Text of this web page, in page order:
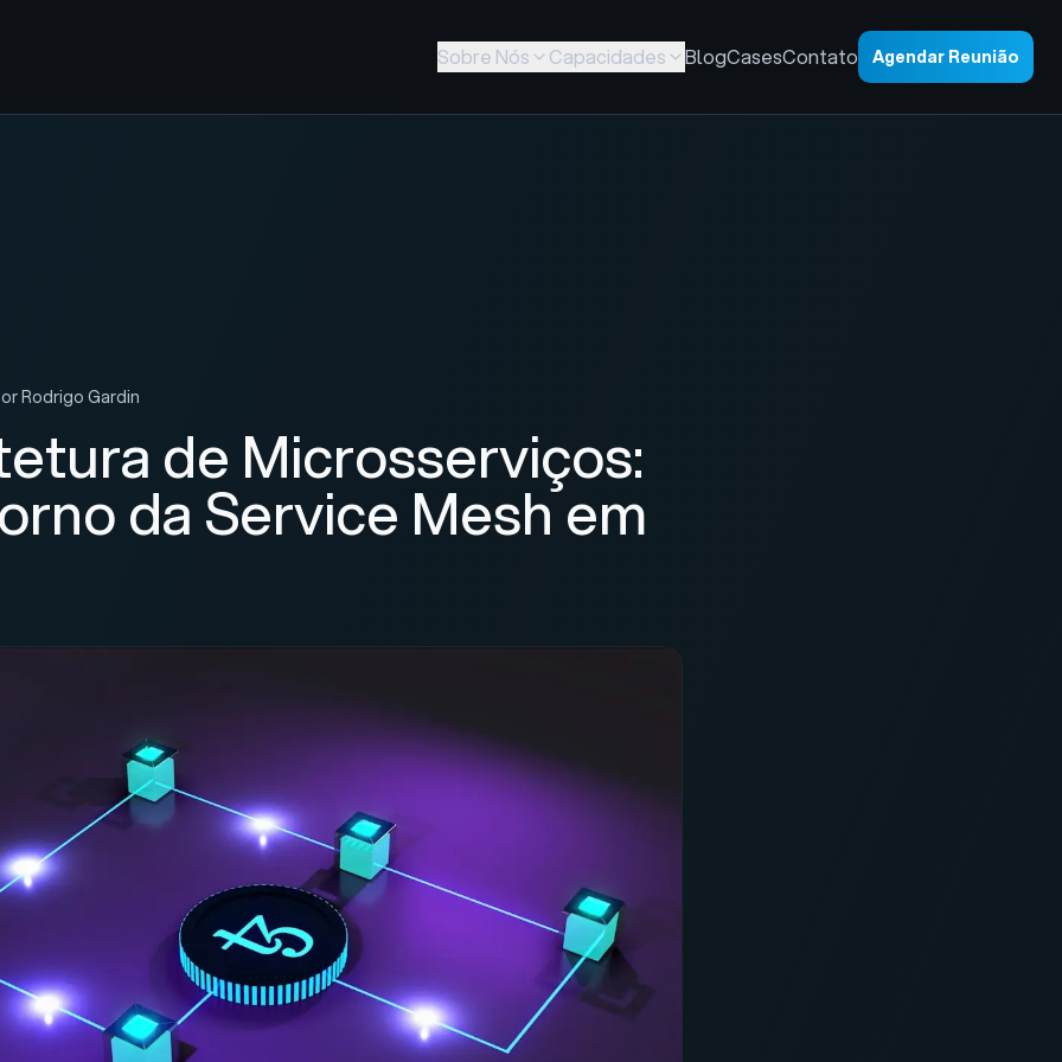
Sobre Nós Capacidades BlogCasesContato Agendar Reunião
Rodrigo Gardin
de Microsserviços:
da Service Mesh em